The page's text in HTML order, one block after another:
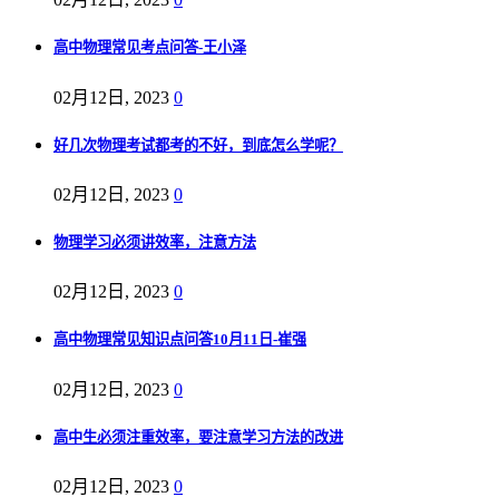
高中物理常见考点问答-王小泽
02月12日, 2023 0
好几次物理考试都考的不好，到底怎么学呢？
02月12日, 2023 0
物理学习必须讲效率，注意方法
02月12日, 2023 0
高中物理常见知识点问答10月11日-崔强
02月12日, 2023 0
高中生必须注重效率，要注意学习方法的改进
02月12日, 2023 0